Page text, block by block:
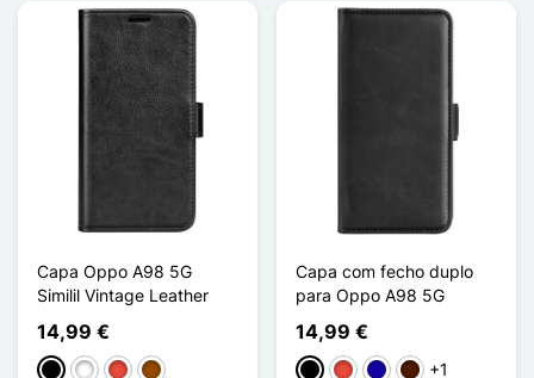
Capa Oppo A98 5G
Similil Vintage Leather
14,99 €
PretoBrancoVermelhoCastanho
Capa com fecho duplo
para Oppo A98 5G
14,99 €
PretoVermelhoAzul Escuro
Castanho escuro
+1